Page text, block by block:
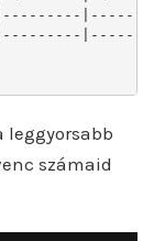
leggyorsabb
számaid